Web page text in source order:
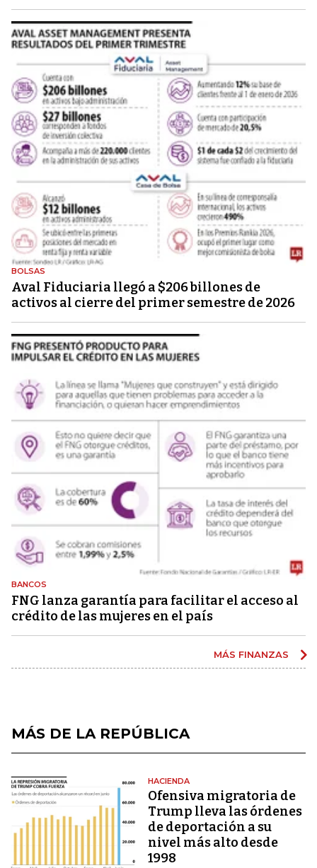
BOLSAS
Aval Fiduciaria llegó a $206 billones de
activos al cierre del primer semestre de 2026
BANCOS
FNG lanza garantía para facilitar el acceso al
crédito de las mujeres en el país
MÁS FINANZAS
MÁS DE LA REPÚBLICA
HACIENDA
Ofensiva migratoria de
Trump lleva las órdenes
de deportación a su
nivel más alto desde
1998